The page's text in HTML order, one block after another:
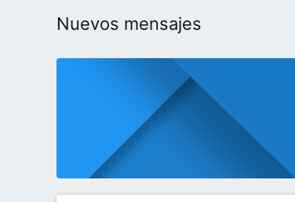
Nuevos mensajes